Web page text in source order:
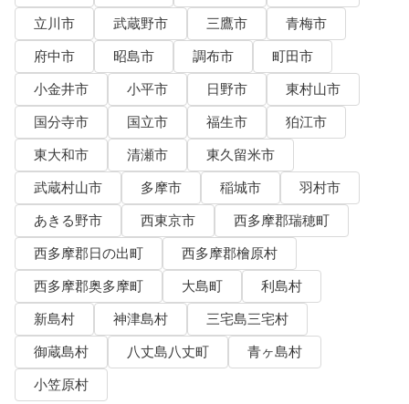
立川市
武蔵野市 三鷹市
青梅市
府中市
昭島市 調布市
町田市
小金井市
小平市 日野市
東村山市
国分寺市
国立市 福生市
狛江市
東大和市
清瀬市
東久留米市
武蔵村山市
多摩市 稲城市
羽村市
あきる野市
西東京市
西多摩郡瑞穂町
西多摩郡日の出町
西多摩郡檜原村
西多摩郡奥多摩町
大島町
利島村
新島村
神津島村
三宅島三宅村
御蔵島村
八丈島八丈町
青ヶ島村
小笠原村